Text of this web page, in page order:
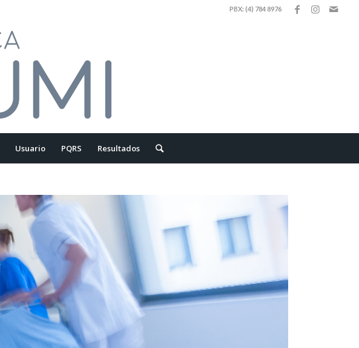
PBX: (4) 784 8976
Usuario PQRS Resultados